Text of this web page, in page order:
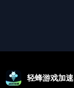
轻蜂游戏加